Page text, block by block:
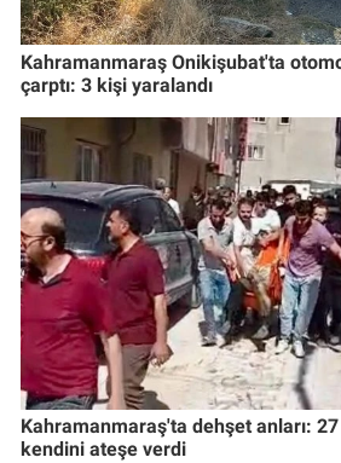
Kahramanmaraş Onikişubat'ta
çarptı: 3 kişi yaralandı
Kahramanmaraş'ta dehşet anları:
kendini ateşe verdi